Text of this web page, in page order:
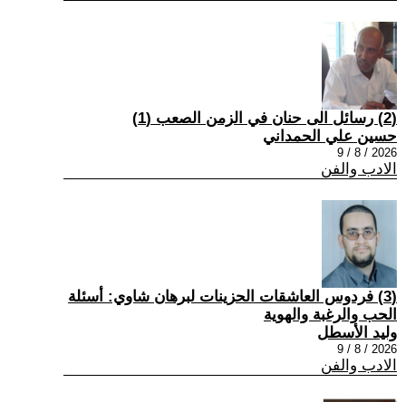
(2) رسائل الى حنان في الزمن الصعب (1)
حسين علي الحمداني
2026 / 8 / 9
الادب والفن
(3) فردوس العاشقات الحزينات لبرهان شاوي: أسئلة
الحب والرغبة والهوية
وليد الأسطل
2026 / 8 / 9
الادب والفن